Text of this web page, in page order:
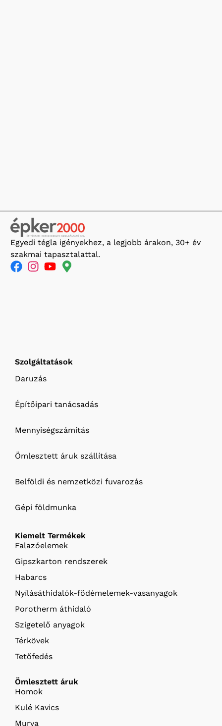
Egyedi tégla igényekhez, a legjobb árakon, 30+ év
szakmai tapasztalattal.
Szolgáltatások
Daruzás
Építőipari tanácsadás
Mennyiségszámítás
Ömlesztett áruk szállítása
Belföldi és nemzetközi fuvarozás
Gépi földmunka
Kiemelt Termékek
Falazóelemek
Gipszkarton rendszerek
Habarcs
Nyílásáthidalók-födémelemek-vasanyagok
Porotherm áthidaló
Szigetelő anyagok
Térkövek
Tetőfedés
Ömlesztett áruk
Homok
Kulé Kavics
Murva